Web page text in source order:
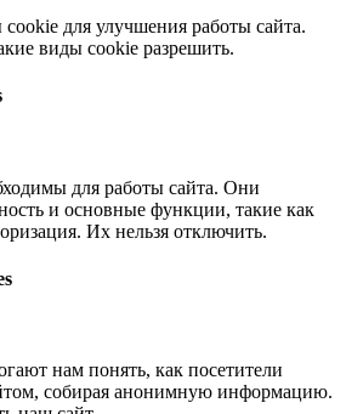
для улучшения работы сайта.
виды cookie разрешить.
для работы сайта. Они
и основные функции, такие как
Их нельзя отключить.
нам понять, как посетители
собирая анонимную информацию.